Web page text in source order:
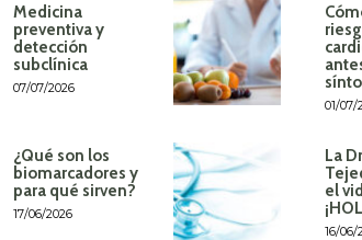
Medicina
preventiva y
detección
subclínica
07/07/2026
01/07/
¿Qué son los
biomarcadores y
para qué sirven?
17/06/2026
La
el
16/06/